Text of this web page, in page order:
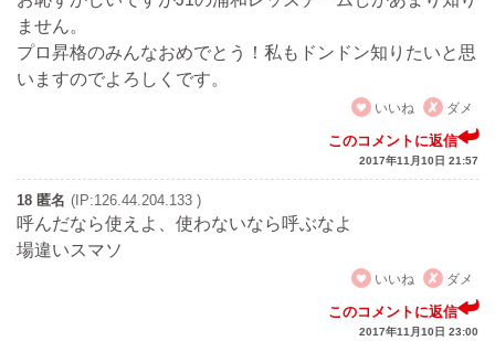
ません。
プロ昇格のみんなおめでとう！私もドンドン知りたいと思
いますのでよろしくです。
いいね
ダメ
このコメントに返信
2017年11月10日 21:57
18 匿名 (IP:126.44.204.133 )
呼んだなら使えよ、使わないなら呼ぶなよ
場違いスマソ
いいね
ダメ
このコメントに返信
2017年11月10日 23:00